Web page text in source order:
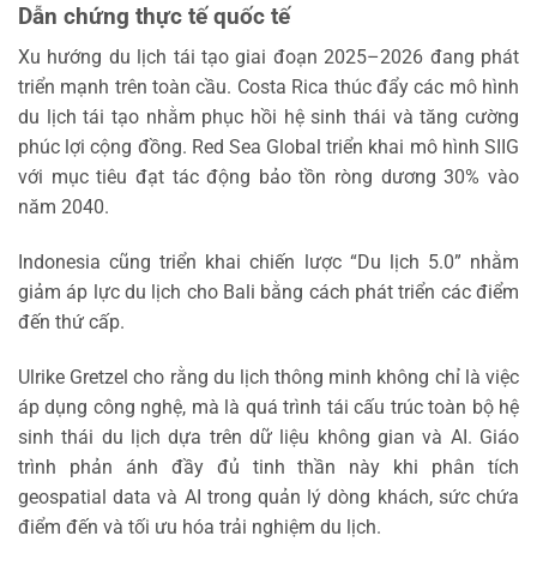
Dẫn chứng thực tế quốc tế
Xu hướng du lịch tái tạo giai đoạn 2025–2026 đang phát
triển mạnh trên toàn cầu. Costa Rica thúc đẩy các mô hình
du lịch tái tạo nhằm phục hồi hệ sinh thái và tăng cường
phúc lợi cộng đồng. Red Sea Global triển khai mô hình SIIG
với mục tiêu đạt tác động bảo tồn ròng dương 30% vào
năm 2040.
Indonesia cũng triển khai chiến lược “Du lịch 5.0” nhằm
giảm áp lực du lịch cho Bali bằng cách phát triển các điểm
đến thứ cấp.
Ulrike Gretzel cho rằng du lịch thông minh không chỉ là việc
áp dụng công nghệ, mà là quá trình tái cấu trúc toàn bộ hệ
sinh thái du lịch dựa trên dữ liệu không gian và AI. Giáo
trình phản ánh đầy đủ tinh thần này khi phân tích
geospatial data và AI trong quản lý dòng khách, sức chứa
điểm đến và tối ưu hóa trải nghiệm du lịch.